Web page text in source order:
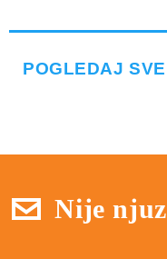
POGLEDAJ
Nije